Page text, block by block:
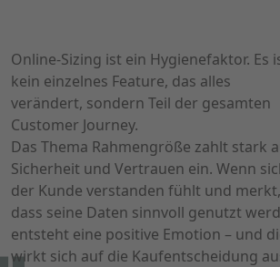
Online-Sizing ist ein Hygienefaktor. Es
kein einzelnes Feature, das alles
verändert, sondern Teil der gesamten
Customer Journey.
Das Thema Rahmengröße zahlt stark
Sicherheit und Vertrauen ein. Wenn
der Kunde verstanden fühlt und merkt,
dass seine Daten sinnvoll genutzt
entsteht eine positive Emotion – und
wirkt sich auf die Kaufentscheidung